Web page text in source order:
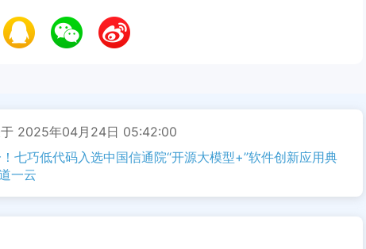
2025年04月24日 05:42:00
七巧低代码入选中国信通院“开源大模型+”软件创新应用典
一云